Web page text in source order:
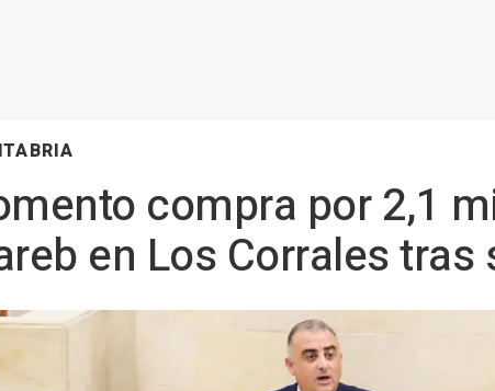
compra por 2,1
en Los Corrales